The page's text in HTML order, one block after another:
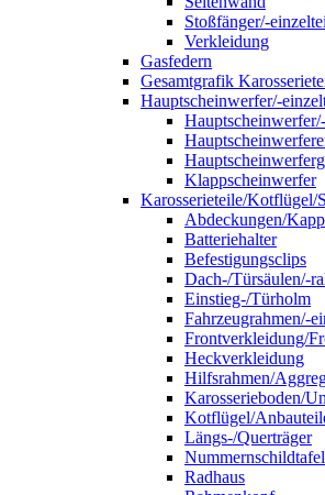
Stoßfänger/-
Verkleidung
Gasfedern
Gesamtgrafik
Hauptscheinwerfer/-
Klappscheinwerfer
Karosserieteile/Kotflügel/
Abdeckungen/
Batteriehalter
Befestigungsclips
Dach-/Türsäulen/-
Einstieg-/Türholm
Fahrzeugrahmen/-
Frontverkleidung/
Heckverkleidung
Hilfsrahmen/
Karosserieboden/
Kotflügel/
Längs-/Querträger
Radhaus